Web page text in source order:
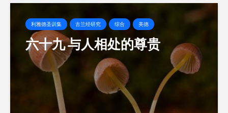
利雅德圣训集 古兰经研究 综合 美德
六十九 与人相处的尊贵